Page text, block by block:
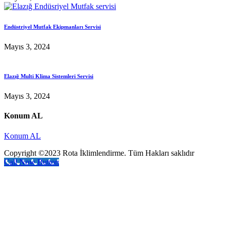
Endüstriyel Mutfak Ekipmanları Servisi
Mayıs 3, 2024
Elazığ Multi Klima Sistemleri Servisi
Mayıs 3, 2024
Konum AL
Konum AL
Copyright ©2023 Rota İklimlendirme. Tüm Hakları saklıdır
Call Now Button